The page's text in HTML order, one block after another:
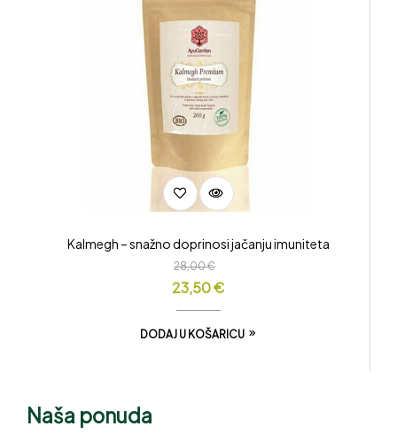
Kalmegh – snažno doprinosi jačanju imuniteta
28,00€
23,50€
DODAJ U KOŠARICU
Naša ponuda